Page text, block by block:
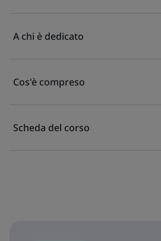
A chi è dedicato
Cos'è compreso
Scheda del corso